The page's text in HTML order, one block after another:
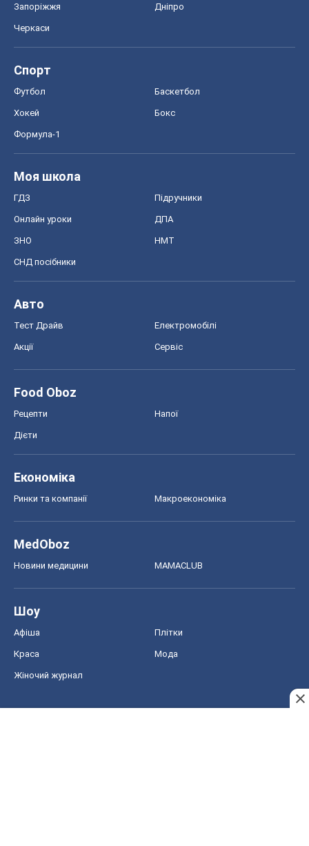
Запоріжжя Дніпро
Черкаси
Спорт
Футбол Баскетбол
Хокей Бокс
Формула-1
Моя школа
ГДЗ Підручники
Онлайн уроки ДПА
ЗНО НМТ
СНД посібники
Авто
Тест Драйв Електромобілі
Акції Сервіс
Food Oboz
Рецепти Напої
Дієти
Економіка
Ринки та компанії Макроекономіка
MedOboz
Новини медицини MAMACLUB
Шоу
Афіша Плітки
Краса Мода
Жіночий журнал